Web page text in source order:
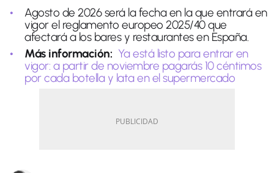
Agosto de 2026 será la fecha en la que entrará en
vigor el reglamento europeo 2025/40 que
afectará a los bares y restaurantes en España.
Más información: Ya está listo para entrar en
vigor: a partir de noviembre pagarás 10 céntimos
por cada botella y lata en el supermercado